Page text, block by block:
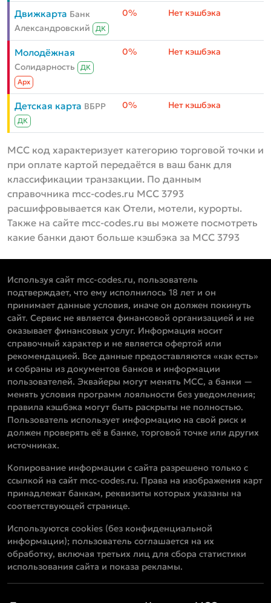
Движкарта Банк
Александровский
ДК
0% Нет кэшбэка
Молодёжная
Солидарность
ДК
Aрх
0% Нет кэшбэка
Детская карта ВБРР
ДК
0% Нет кэшбэка
MCC код характеризует категорию торговой точки и
при оплате картой передаётся в ваш банк для
классификации транзакции. По данным
справочника mcc-codes.ru MCC 3793
расшифровывается как Отели, мотели, курорты.
Также на сайте mcc-codes.ru вы можете посмотреть
какие банки дают больше кэшбэка за MCC 3793
Используя сайт mcc-codes.ru, пользователь
подтверждает, что ему исполнилось 18 лет и он
принимает данные условия, иначе он должен покинуть
сайт. Сервис не является финансовой организацией и не
оказывает финансовых услуг. Информация носит
справочный характер и не является офертой или
рекомендацией. Все данные предоставляются «как есть»
и собраны из документов банков и информации
пользователей. Эквайеры могут менять MCC, а банки —
менять условия программ лояльности без уведомления;
правила кэшбэка могут быть раскрыты не полностью.
Пользователь использует информацию на свой риск и
должен проверять её в банке, торговой точке или других
источниках.
Копирование информации с сайта разрешено только с
ссылкой на сайт mcc-codes.ru. Права на изображения карт
принадлежат банкам, реквизиты которых указаны на
соответствующей странице.
Используются cookies (без конфиденциальной
информации); пользователь соглашается на их
обработку, включая третьих лиц для сбора статистики
использования сайта и показа рекламы.